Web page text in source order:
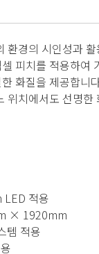
환경의 시인성과
피치를 적용하여
화질을 제공합니
위치에서도 선명
적용
× 1920mm
템 적용